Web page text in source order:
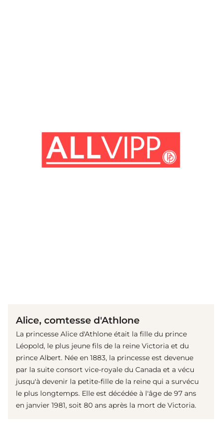
Alice, comtesse d'Athlone
La princesse Alice d'Athlone était la fille du prince
Léopold, le plus jeune fils de la reine Victoria et du
prince Albert. Née en 1883, la princesse est devenue
par la suite consort vice-royale du Canada et a vécu
jusqu'à devenir la petite-fille de la reine qui a survécu
le plus longtemps. Elle est décédée à l'âge de 97 ans
en janvier 1981, soit 80 ans après la mort de Victoria.